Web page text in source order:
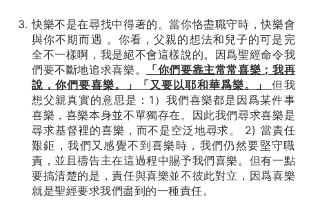
快樂不是在尋找中得著的。當你恪盡職守時，快樂會
與你不期而遇 。你看，父親的想法和兒子的可是完
全不一樣啊，我是絕不會這樣說的。因爲聖經命令我
們要不斷地追求喜樂。
「你們要靠主常常喜樂；我再
說，你們要喜樂。」「又要以耶和華爲樂。」
但我
想父親真實的意思是：1）我們喜樂都是因爲某件事
喜樂，喜樂本身並不單獨存在。因此我們尋求喜樂是
尋求基督裡的喜樂，而不是空泛地尋求。 2) 當責任
艱鉅，我們又感覺不到喜樂時，我們仍然要堅守職
責，並且禱告主在這過程中賜予我們喜樂。但有一點
要搞清楚的是，責任與喜樂並不彼此對立，因爲喜樂
就是聖經要求我們盡到的一種責任。